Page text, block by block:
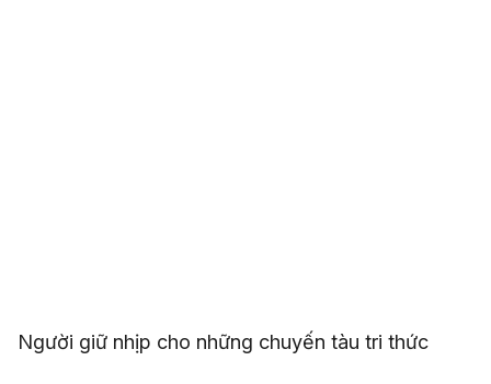
Người giữ nhịp cho những chuyến tàu tri thức